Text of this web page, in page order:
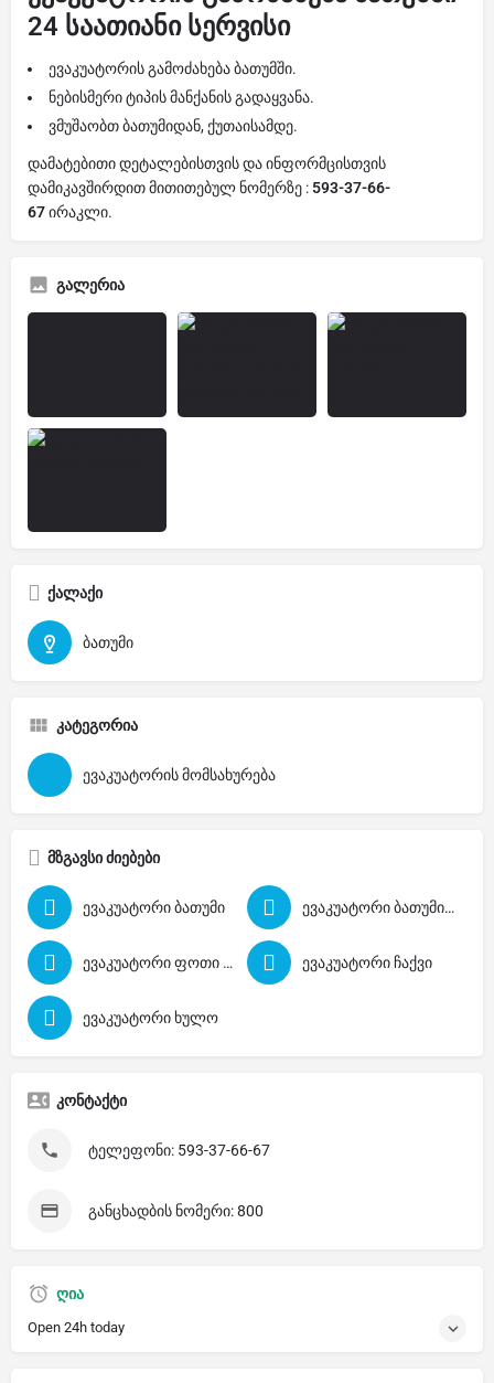
24 საათიანი სერვისი
ევაკუატორის გამოძახება ბათუმში.
ნებისმერი ტიპის მანქანის გადაყვანა.
ვმუშაობთ ბათუმიდან, ქუთაისამდე.
დამატებითი დეტალებისთვის და ინფორმცისთვის
დამიკავშირდით მითითებულ ნომერზე : 593-37-66-
67ირაკლი.
გალერია
ქალაქი
ბათუმი
კატეგორია
ევაკუატორის მომსახურება
მზგავსი ძიებები
ევაკუატორი ბათუმი ევაკუატორი ბათუმი თბილისი
ევაკუატორი ფოთი თბილისი ევაკუატორი ჩაქვი
ევაკუატორი ხულო
კონტაქტი
ტელეფონი: 593-37-66-67
განცხადბის ნომერი: 800
ღია
Open 24h today